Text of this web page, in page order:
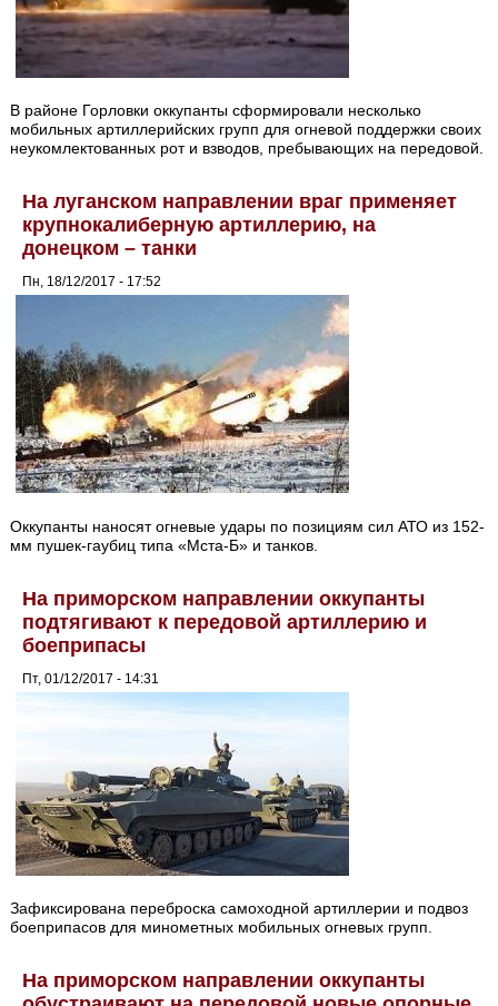
В районе Горловки оккупанты сформировали несколько
мобильных артиллерийских групп для огневой поддержки своих
неукомлектованных рот и взводов, пребывающих на передовой.
На луганском направлении враг применяет
крупнокалиберную артиллерию, на
донецком – танки
Пн, 18/12/2017 - 17:52
Оккупанты наносят огневые удары по позициям сил АТО из 152-
мм пушек-гаубиц типа «Мста-Б» и танков.
На приморском направлении оккупанты
подтягивают к передовой артиллерию и
боеприпасы
Пт, 01/12/2017 - 14:31
Зафиксирована переброска самоходной артиллерии и подвоз
боеприпасов для минометных мобильных огневых групп.
На приморском направлении оккупанты